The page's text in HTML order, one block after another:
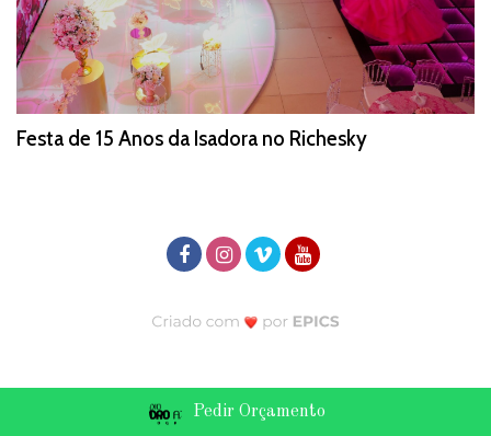
Festa de 15 Anos da Isadora no Richesky
Pedir Orçamento